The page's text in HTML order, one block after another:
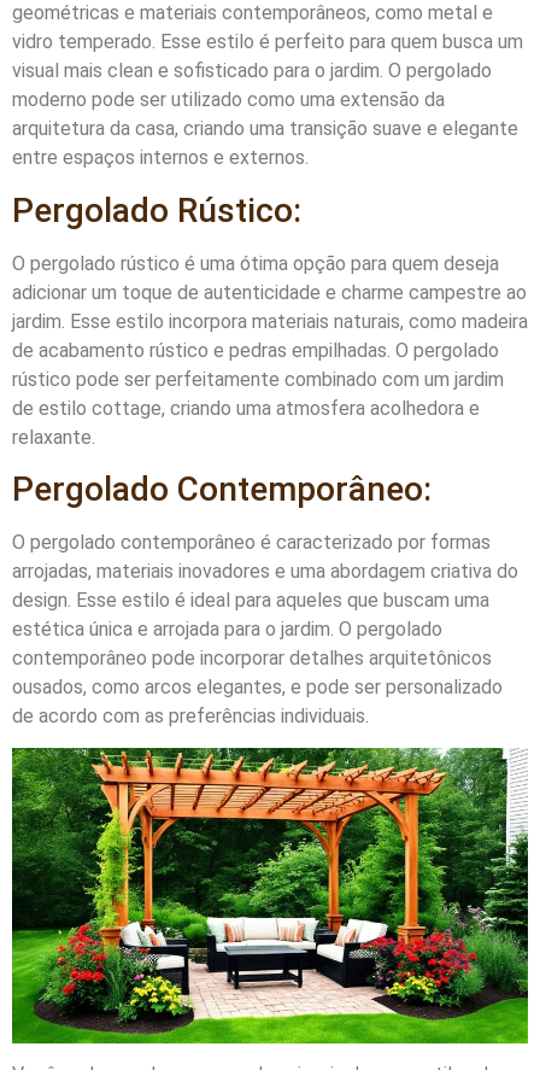
geométricas e materiais contemporâneos, como metal e
vidro temperado. Esse estilo é perfeito para quem busca um
visual mais clean e sofisticado para o jardim. O pergolado
moderno pode ser utilizado como uma extensão da
arquitetura da casa, criando uma transição suave e elegante
entre espaços internos e externos.
Pergolado Rústico:
O pergolado rústico é uma ótima opção para quem deseja
adicionar um toque de autenticidade e charme campestre ao
jardim. Esse estilo incorpora materiais naturais, como madeira
de acabamento rústico e pedras empilhadas. O pergolado
rústico pode ser perfeitamente combinado com um jardim
de estilo cottage, criando uma atmosfera acolhedora e
relaxante.
Pergolado Contemporâneo:
O pergolado contemporâneo é caracterizado por formas
arrojadas, materiais inovadores e uma abordagem criativa do
design. Esse estilo é ideal para aqueles que buscam uma
estética única e arrojada para o jardim. O pergolado
contemporâneo pode incorporar detalhes arquitetônicos
ousados, como arcos elegantes, e pode ser personalizado
de acordo com as preferências individuais.